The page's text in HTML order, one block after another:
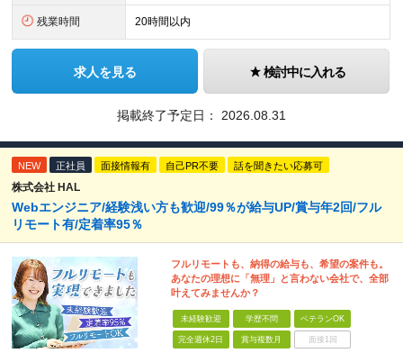
残業時間 20時間以内
求人を見る 検討中に入れる
掲載終了予定日： 2026.08.31
NEW 正社員 面接情報有 自己PR不要 話を聞きたい応募可
株式会社 HAL
Webエンジニア/経験浅い方も歓迎/99％が給与UP/賞与年2回/フル
リモート有/定着率95％
フルリモートも、納得の給与も、希望の案件も。
あなたの理想に「無理」と言わない会社で、全部
叶えてみませんか？
未経験歓迎 学歴不問 ベテランOK
完全週休2日 賞与複数月 面接1回